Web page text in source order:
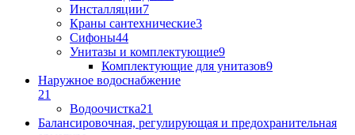
Инсталляции7
Краны сантехнические3
Сифоны44
Унитазы и комплектующие9
Комплектующие для унитазов9
Наружное водоснабжение
21
Водоочистка21
Балансировочная, регулирующая и предохранительная